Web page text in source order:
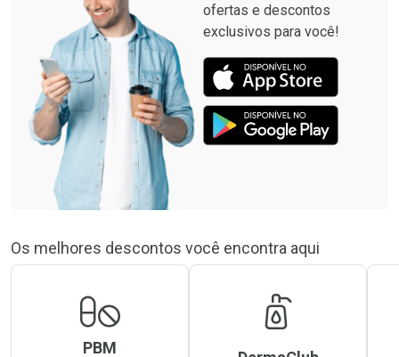
ofertas e descontos
exclusivos para você!
Os melhores descontos você encontra aqui
PBM